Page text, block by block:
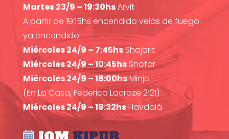
Martes 23/9 – 19:30hsArvit
A partir de 19:15hs encendido velas de fuego
ya encendido.
Miércoles 24/9 – 7:45hsShajarit
Miércoles 24/9 – 10:45hsShofar
Miércoles 24/9 – 18:00hsMinja
(En La Casa, Federico Lacroze 2121)
Miércoles 24/9 – 19:32hsHavdalá